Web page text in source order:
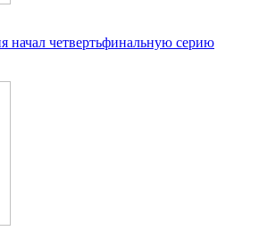
начал четвертьфинальную серию